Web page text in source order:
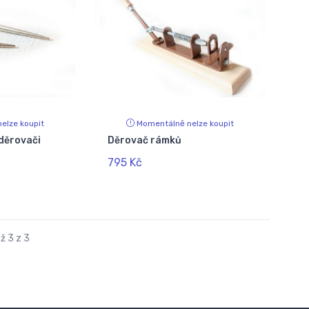
koupit Momentálně nelze koupit
Děrovač rámků
795 Kč
3 z 3